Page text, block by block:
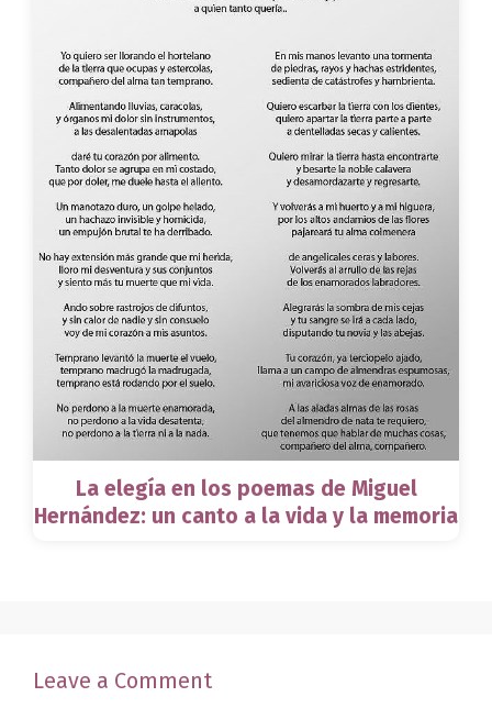
La elegía en los poemas de Miguel
Hernández: un canto a la vida y la memoria
Leave a Comment